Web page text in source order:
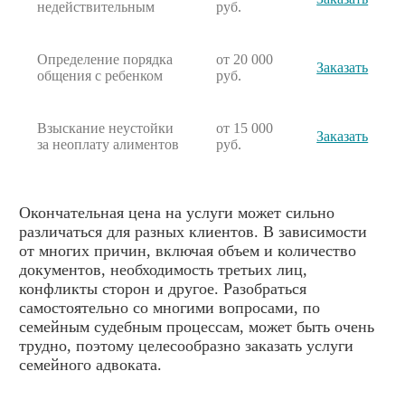
недействительным
руб.
Определение порядка
общения с ребенком
от 20 000
руб.
Заказать
Взыскание неустойки
за неоплату алиментов
от 15 000
руб.
Заказать
Окончательная цена на услуги может сильно
различаться для разных клиентов. В зависимости
от многих причин, включая объем и количество
документов, необходимость третьих лиц,
конфликты сторон и другое. Разобраться
самостоятельно со многими вопросами, по
семейным судебным процессам, может быть очень
трудно, поэтому целесообразно заказать услуги
семейного адвоката.